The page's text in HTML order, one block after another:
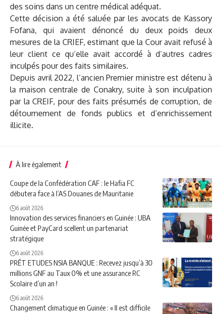
des soins dans un centre médical adéquat.
Cette décision a été saluée par les avocats de Kassory
Fofana, qui avaient dénoncé du deux poids deux
mesures de la CRIEF, estimant que la Cour avait refusé à
leur client ce qu’elle avait accordé à d’autres cadres
inculpés pour des faits similaires.
Depuis avril 2022, l’ancien Premier ministre est détenu à
la maison centrale de Conakry, suite à son inculpation
par la CREIF, pour des faits présumés de corruption, de
détournement de fonds publics et d’enrichissement
illicite.
À lire également
Coupe de la Confédération CAF : le Hafia FC
débutera face à l’AS Douanes de Mauritanie
6 août 2026
Innovation des services financiers en Guinée : UBA
Guinée et PayCard scellent un partenariat
stratégique
6 août 2026
PRÊT ETUDES NSIA BANQUE : Recevez jusqu’à 30
millions GNF au Taux 0% et une assurance RC
Scolaire d’un an !
6 août 2026
Changement climatique en Guinée : « Il est difficile